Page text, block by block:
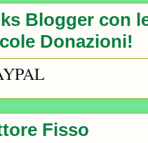
Blogger con
Donazioni!
Fisso